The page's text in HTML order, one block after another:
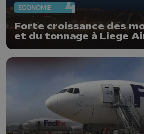
ECONOMIE
Forte croissance des
et du tonnage à Liege